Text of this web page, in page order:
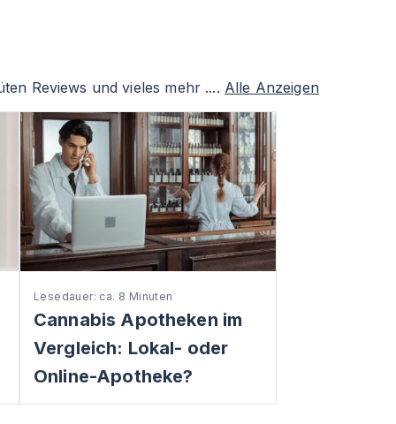
Reviews und vieles mehr .... Alle Anzeigen
Lesedauer: ca. 8 Minuten
Cannabis Apotheken im
Vergleich: Lokal- oder
Online-Apotheke?